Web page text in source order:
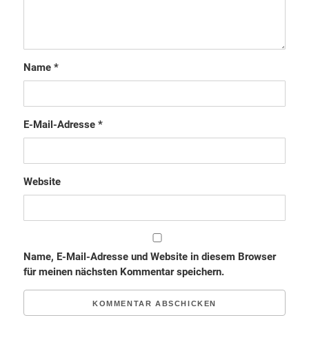
Name *
E-Mail-Adresse *
Website
Name, E-Mail-Adresse und Website in diesem Browser
für meinen nächsten Kommentar speichern.